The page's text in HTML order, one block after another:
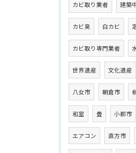
カビ取り業者 建築
カビ臭 白カビ
カビ取り専門業者
世界遺産 文化遺産
八女市 朝倉市
和室 畳 小郡市
エアコン 直方市